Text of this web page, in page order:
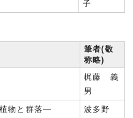
子
筆者(敬
称略)
梶藤 義
男
物と群落―
波多野